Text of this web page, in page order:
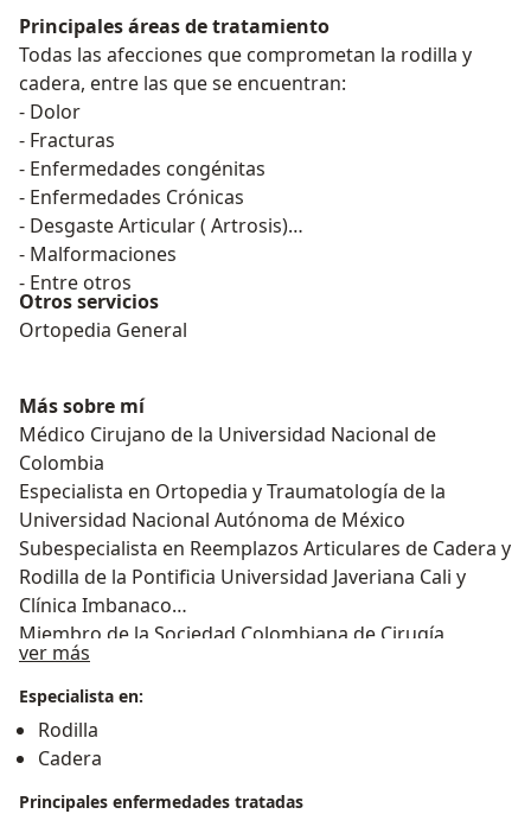
Principales áreas de tratamiento
Todas las afecciones que comprometan la rodilla y
cadera, entre las que se encuentran:
- Dolor
- Fracturas
- Enfermedades congénitas
- Enfermedades Crónicas
- Desgaste Articular ( Artrosis)
- Malformaciones
- Entre otros
Otros servicios
Ortopedia General
Más sobre mí
Médico Cirujano de la Universidad Nacional de
Colombia
Especialista en Ortopedia y Traumatología de la
Universidad Nacional Autónoma de México
Subespecialista en Reemplazos Articulares de Cadera y
Rodilla de la Pontificia Universidad Javeriana Cali y
Clínica Imbanaco
Miembro de la Sociedad Colombiana de Cirugía
Ortopédica y Traumatología, capítulo cadera y rodilla
ver más
Especialista en:
Rodilla
Cadera
Principales enfermedades tratadas